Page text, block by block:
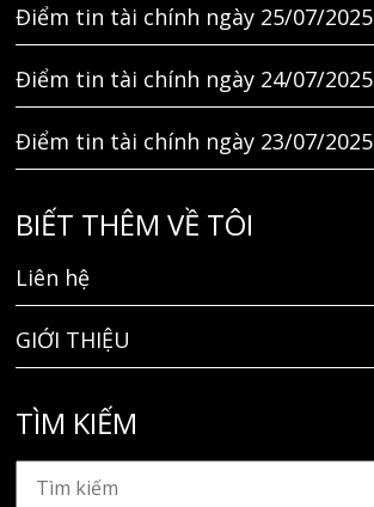
Điểm tin tài chính ngày 25/07/2025
Điểm tin tài chính ngày 24/07/2025
Điểm tin tài chính ngày 23/07/2025
BIẾT THÊM VỀ TÔI
Liên hệ
GIỚI THIỆU
TÌM KIẾM